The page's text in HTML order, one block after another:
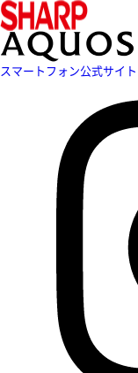
スマートフォン公式サイト